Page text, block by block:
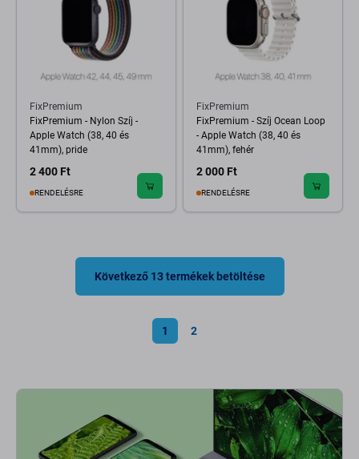
FixPremium
FixPremium - Nylon Szíj -
Apple Watch (38, 40 és
41mm), pride
2 400 Ft
RENDELÉSRE
FixPremium
FixPremium - Szíj Ocean Loop
- Apple Watch (38, 40 és
41mm), fehér
2 000 Ft
RENDELÉSRE
Következő 13 termékek betöltése
1 2